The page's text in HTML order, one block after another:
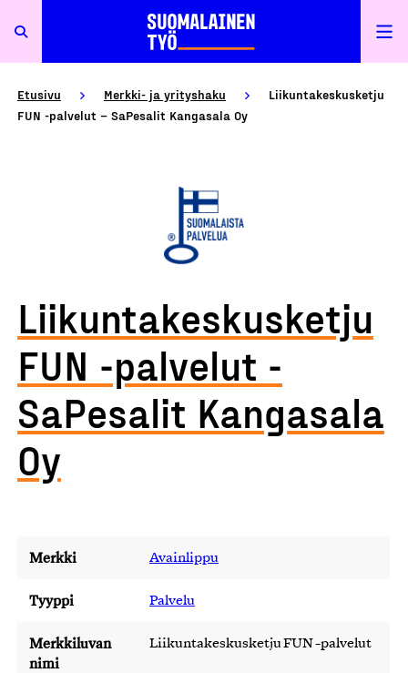
Etusivu Merkki- ja yrityshaku
Liikuntakeskusketju
FUN -palvelut – SaPesalit Kangasala Oy
Liikuntakeskusketju
FUN -palvelut -
SaPesalit Kangasala
Oy
Merkki Avainlippu
Tyyppi Palvelu
Merkkiluvan
nimi
Liikuntakeskusketju FUN -palvelut